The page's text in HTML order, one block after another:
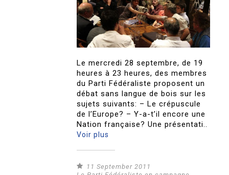
Le mercredi 28 septembre, de 19
heures à 23 heures, des membres
du Parti Fédéraliste proposent un
débat sans langue de bois sur les
sujets suivants: – Le crépuscule
de l’Europe? – Y-a-t’il encore une
Nation française? Une présentati..
Voir plus
11 September 2011